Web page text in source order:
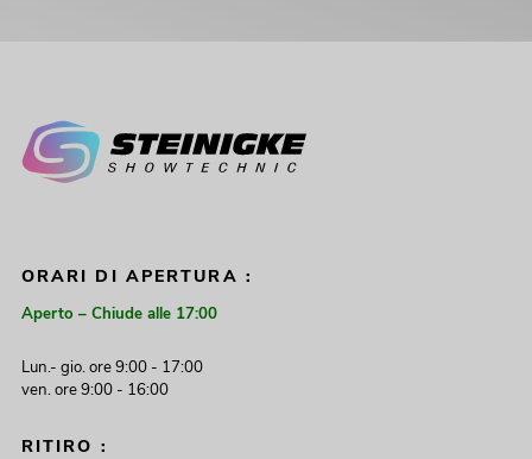
ORARI DI APERTURA :
Aperto – Chiude alle 17:00
Lun.- gio. ore 9:00 - 17:00
ven. ore 9:00 - 16:00
RITIRO :